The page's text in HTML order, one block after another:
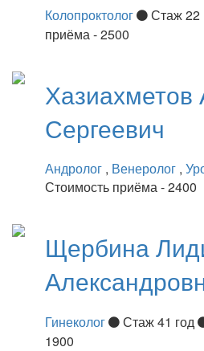
Колопроктолог Стаж 22
приёма - 2500
Хазиахметов
Сергеевич
Андролог , Венеролог ,
Стоимость приёма - 2400
Щербина
Гинеколог Стаж 41 год
1900